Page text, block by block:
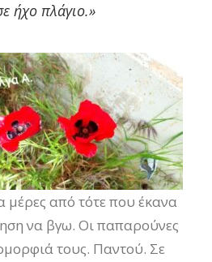
ήχο πλάγιο.»
μέρες από τότε που έκανα
να βγω. Οι παπαρούνες
τους. Παντού. Σε